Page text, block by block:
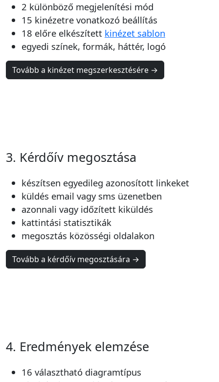
2 különböző megjelenítési mód
15 kinézetre vonatkozó beállítás
18 előre elkészített kinézet sablon
egyedi színek, formák, háttér, logó
Tovább a kinézet megszerkesztésére →
3. Kérdőív megosztása
készítsen egyedileg azonosított linkeket
küldés email vagy sms üzenetben
azonnali vagy időzített kiküldés
kattintási statisztikák
megosztás közösségi oldalakon
Tovább a kérdőív megosztására →
4. Eredmények elemzése
16 választható diagramtípus